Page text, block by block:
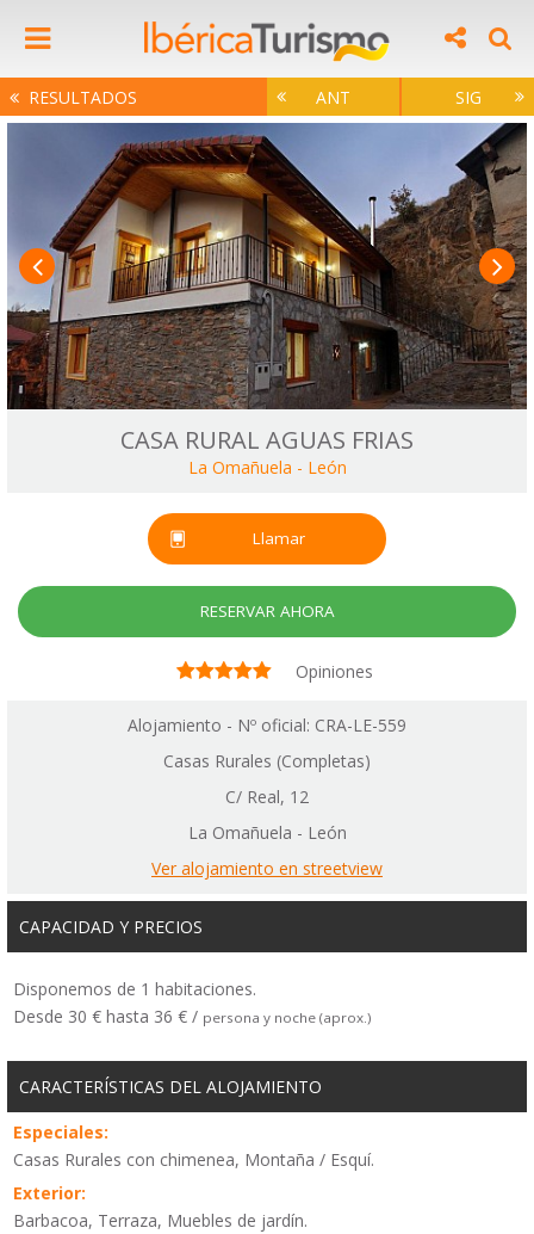
RESULTADOS ANT SIG
CASA RURAL AGUAS FRIAS
La Omañuela - León
Llamar
RESERVAR AHORA
Opiniones
Alojamiento - Nº oficial: CRA-LE-559
Casas Rurales (Completas)
C/ Real, 12
La Omañuela - León
Ver alojamiento en streetview
CAPACIDAD Y PRECIOS
Disponemos de 1 habitaciones.
Desde 30 € hasta 36 € / persona y noche (aprox.)
CARACTERÍSTICAS DEL ALOJAMIENTO
Especiales:
Casas Rurales con chimenea, Montaña / Esquí.
Exterior:
Barbacoa, Terraza, Muebles de jardín.